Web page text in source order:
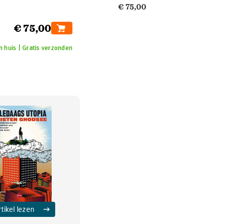
€ 75,00
huis | Gratis verzonden
lezen
€ 75,00